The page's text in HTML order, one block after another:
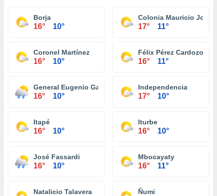
Borja
16° 10°
Colonia Mauricio José
17° 11°
Coronel Martínez
16° 10°
Félix Pérez Cardozo
16° 11°
General Eugenio Garay
16° 10°
Independencia
17° 10°
Itapé
16° 10°
Iturbe
16° 10°
José Fassardi
16° 10°
Mbocayaty
16° 11°
Natalicio Talavera Ñumi